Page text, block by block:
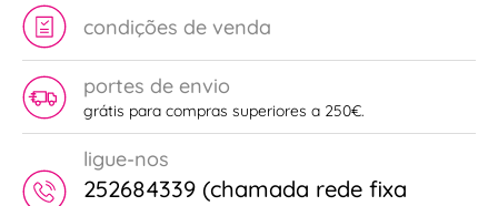
condições de venda
portes de envio
grátis para compras superiores a 250€.
ligue-nos
252684339 (chamada rede fixa